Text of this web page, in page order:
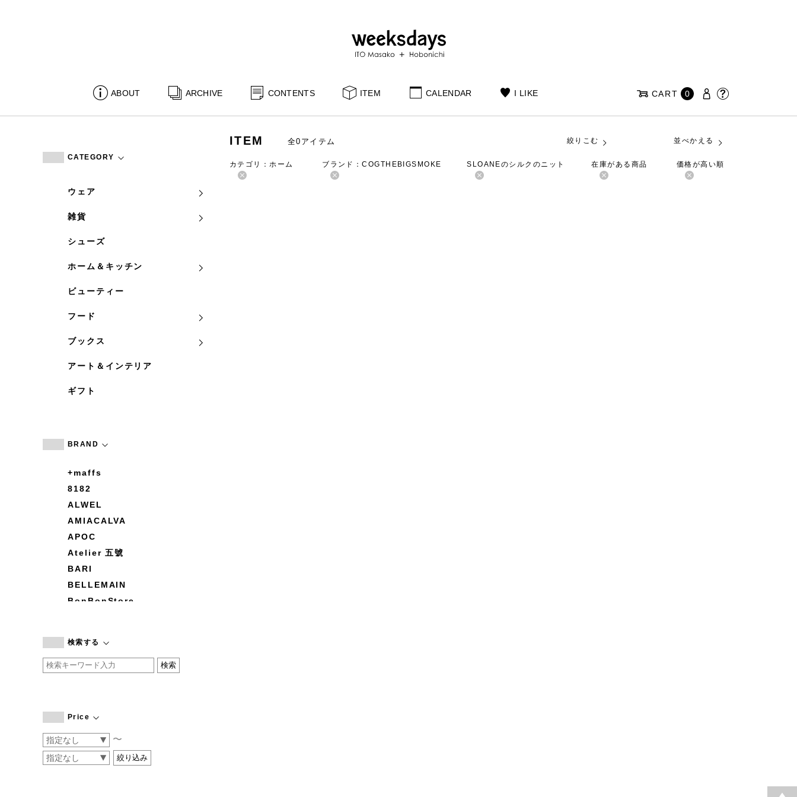
ABOUT ARCHIVE CONTENTS ITEM CALENDAR I LIKE CART 0
CATEGORY
ウェア
雑貨
シューズ
ホーム＆キッチン
ビューティー
フード
ブックス
アート＆インテリア
ギフト
BRAND
+maffs
8182
ALWEL
AMIACALVA
APOC
Atelier 五號
BARI
BELLEMAIN
BonBonStore
by basics
CATWORTH
COGTHEBIGSMOKE
CONVERSE
DEAN & DELUCA
検索する
Price
〜
ITEM 全0アイテム 絞りこむ 並べかえる
カテゴリ：ホーム ブランド：COGTHEBIGSMOKE SLOANEのシルクのニット 在庫がある商品 価格が高い順